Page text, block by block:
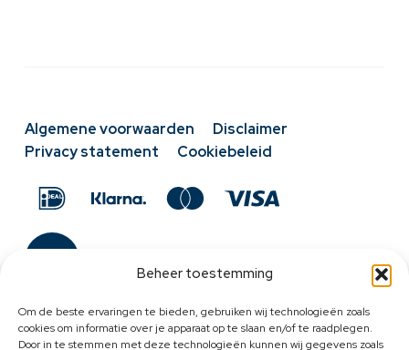
Beheer toestemming
Om de beste ervaringen te bieden, gebruiken wij technologieën zoals
cookies om informatie over je apparaat op te slaan en/of te raadplegen.
Door in te stemmen met deze technologieën kunnen wij gegevens zoals
Algemene voorwaarden
Disclaimer
Privacy statement
Cookiebeleid